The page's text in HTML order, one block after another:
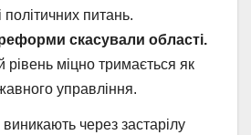
питань.
скасували області.
рівень міцно тримається як
управління.
через застарілу